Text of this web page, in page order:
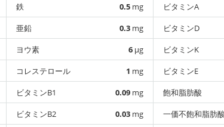
鉄
0.5 mg
亜鉛
0.3 mg
ヨウ素
6 µg
コレステロール
1 mg
ビタミンB1
0.09 mg
ビタミンB2
0.03 mg
ビタミンA
ビタミンD
ビタミンK
ビタミンE
飽和脂肪酸
一価不飽和脂肪酸